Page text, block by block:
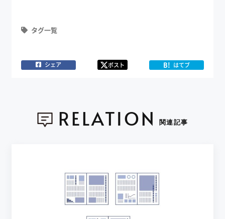
タグ一覧
シェア ポスト B! はてブ
RELATION 関連記事